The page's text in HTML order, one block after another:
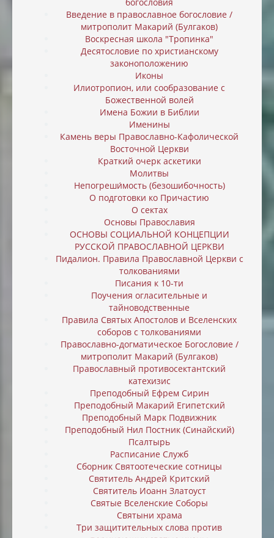
Введение в православное богословие /
митрополит Макарий (Булгаков)
Воскресная школа "Тропинка"
Десятословие по христианскому
законоположению
Иконы
Илиотропион, или cообразование с
Божественной волей
Имена Божии в Библии
Именины
Камень веры Православно-Кафолической
Восточной Церкви
Краткий очерк аскетики
Молитвы
Непогреши́мость (безошибочность)
О подготовки ко Причастию
О сектах
Основы Православия
ОСНОВЫ СОЦИАЛЬНОЙ КОНЦЕПЦИИ
РУССКОЙ ПРАВОСЛАВНОЙ ЦЕРКВИ
Пидалион. Правила Православной Церкви с
толкованиями
Писания к 10-ти
Поучения огласительные и
тайноводственные
Правила Святых Апостолов и Вселенских
соборов с толкованиями
Православно-догматическое Богословие /
митрополит Макарий (Булгаков)
Православный противосектантский
катехизис
Преподобный Ефрем Сирин
Преподобный Макарий Египетский
Преподобный Марк Подвижник
Преподобный Нил Постник (Синайский)
Псалтырь
Расписание Служб
Сборник Святоотеческие сотницы
Святитель Андрей Критский
Святитель Иоанн Златоуст
Святые Вселенские Соборы
Святыни храма
Три защитительных слова против